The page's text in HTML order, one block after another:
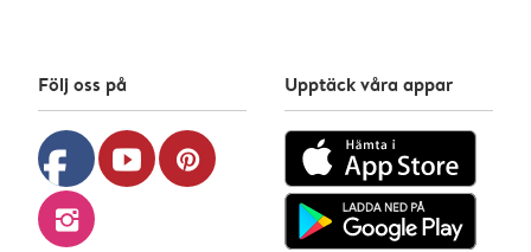
Följ oss på
facebook youtube pinterest
instagram
Upptäck våra appar